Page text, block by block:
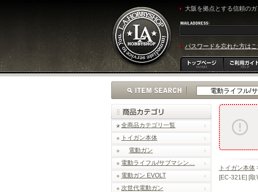
大阪を拠点とする信頼の
パスワードを忘れた方はこ
全商品カテゴリ一覧
トイガン本体
電動ガン
電動ライフル/サブマシン…
電動ガン EVOLT
次世代電動ガン
トイガン本体
[EC-321E] [取